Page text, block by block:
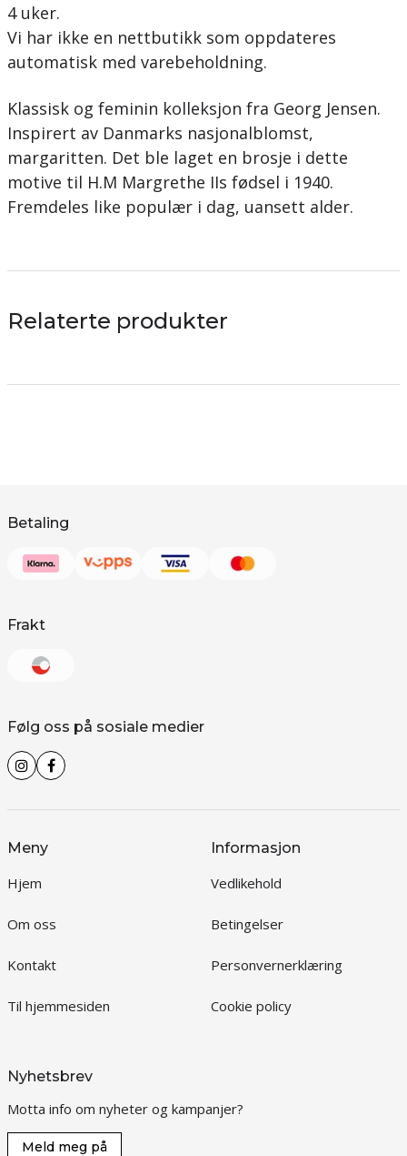
4 uker.
Vi har ikke en nettbutikk som oppdateres
automatisk med varebeholdning.
Klassisk og feminin kolleksjon fra Georg Jensen.
Inspirert av Danmarks nasjonalblomst,
margaritten. Det ble laget en brosje i dette
motive til H.M Margrethe IIs fødsel i 1940.
Fremdeles like populær i dag, uansett alder.
Relaterte produkter
Betaling
Frakt
Følg oss på sosiale medier
Meny
Hjem
Om oss
Kontakt
Til hjemmesiden
Informasjon
Vedlikehold
Betingelser
Personvernerklæring
Cookie policy
Nyhetsbrev
Motta info om nyheter og kampanjer?
Meld meg på